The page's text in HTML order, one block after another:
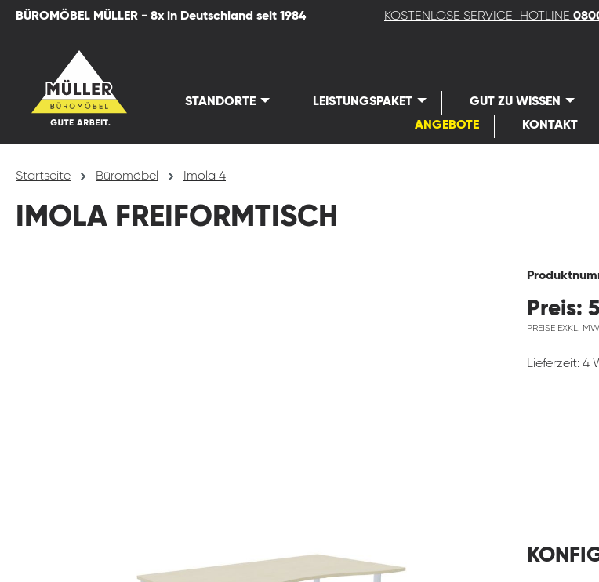
Zur Hauptnavigation springen
BÜROMÖBEL MÜLLER - 8x in Deutschland seit 1984 KOSTENLOSE SERVICE-HOTLINE
STANDORTE LEISTUNGSPAKET GUT ZU WISSEN
ANGEBOTE
KONTAKT
Startseite Büromöbel Imola 4
IMOLA FREIFORMTISCH
Preis:
PREISE EXKL.
Lieferzeit: 4